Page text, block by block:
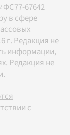
67642
в сфере
г. Редакция не
информации,
Редакция не
с